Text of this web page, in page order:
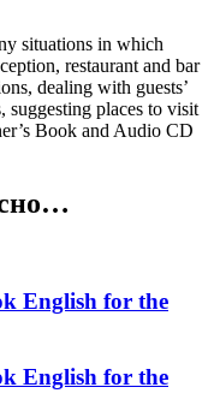
situations in which
restaurant and bar
dealing with guests’
suggesting places to visit
Book and Audio CD
English for the
English for the